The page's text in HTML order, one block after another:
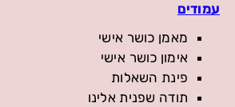
עמודים
מאמן כושר אישי
אימון כושר אישי
פינת השאלות
תודה שפנית אלינו